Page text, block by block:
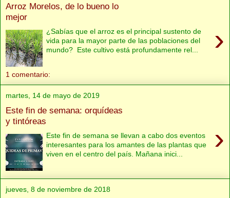
Arroz Morelos, de lo bueno lo
mejor
›
¿Sabías que el arroz es el principal sustento de
vida para la mayor parte de las poblaciones del
mundo? Este cultivo está profundamente rel...
1 comentario:
martes, 14 de mayo de 2019
Este fin de semana: orquídeas
y tintóreas
›
Este fin de semana se llevan a cabo dos eventos
interesantes para los amantes de las plantas que
viven en el centro del país. Mañana inici...
jueves, 8 de noviembre de 2018